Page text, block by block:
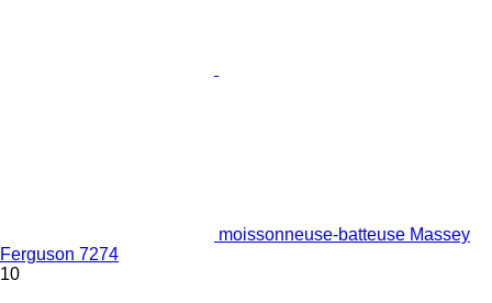
moissonneuse-batteuse Massey
Ferguson 7274
10